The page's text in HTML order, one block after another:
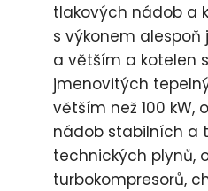
tlakových nádob a
s výkonem alespoň
a větším a kotelen
jmenovitých
větším než 100 kW,
nádob stabilních a
technických plynů,
turbokompresorů,